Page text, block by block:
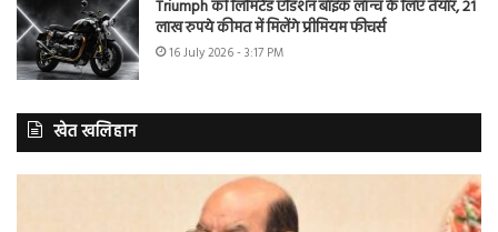
Triumph की लिमिटेड एडिशन बाइक लॉन्च के लिए तैयार, 21
लाख रुपये कीमत में मिलेंगे प्रीमियम फीचर्स
16 July 2026 - 3:17 PM
खेत खलिहान